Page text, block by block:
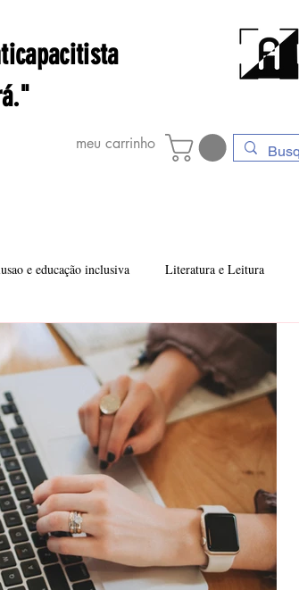
meu carrinho
e educação inclusiva Literatura e Leitura